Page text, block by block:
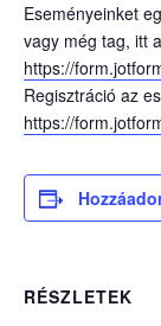
Eseményeinket
vagy még tag, itt
https://
Regisztráció az
https://
RÉSZLETEK